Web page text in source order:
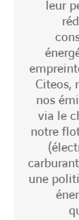
leur
Citeos,
nos
via le
notre
une